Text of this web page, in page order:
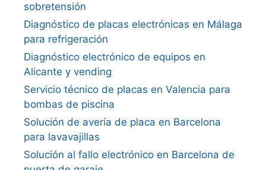
sobretensión
Diagnóstico de placas electrónicas en Málaga
para refrigeración
Diagnóstico electrónico de equipos en
Alicante y vending
Servicio técnico de placas en Valencia para
bombas de piscina
Solución de avería de placa en Barcelona
para lavavajillas
Solución al fallo electrónico en Barcelona de